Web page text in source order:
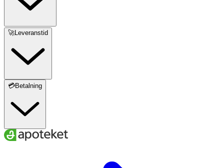
🚀Leveranstid
💳Betalning